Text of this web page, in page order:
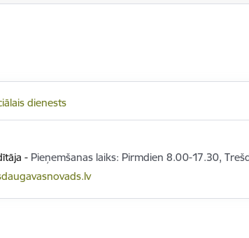
dienests
- Pieņemšanas laiks: Pirmdien 8.00-17.30,